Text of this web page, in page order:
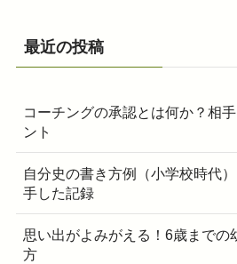
最近の投稿
コーチングの承認とは何か？相
ント
自分史の書き方例（小学校時代
手した記録
思い出がよみがえる！6歳までの
方